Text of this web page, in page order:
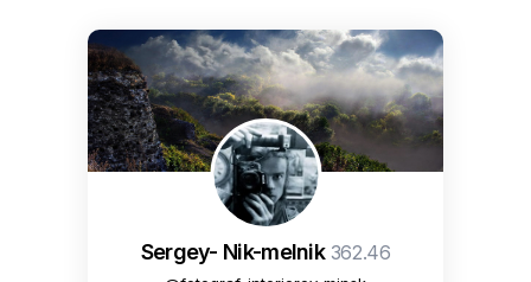
Sergey- Nik-melnik 362.46